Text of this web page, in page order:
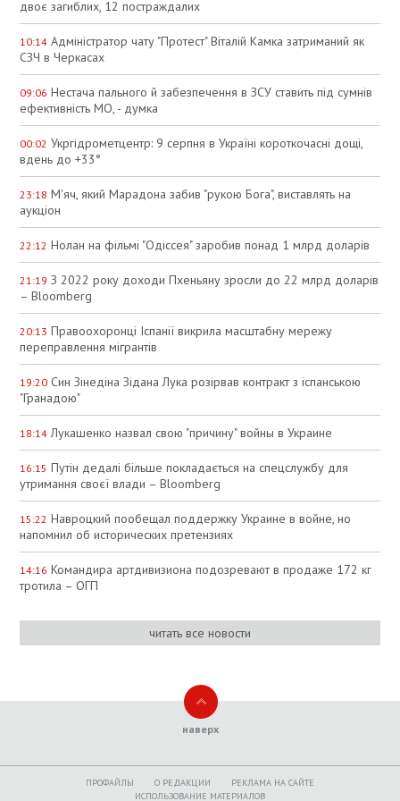
двоє загиблих, 12 постраждалих
10:14 Адміністратор чату "Протест" Віталій Камка затриманий як
СЗЧ в Черкасах
09:06 Нестача пального й забезпечення в ЗСУ ставить під сумнів
ефективність МО, - думка
00:02 Укргідрометцентр: 9 серпня в Україні короткочасні дощі,
вдень до +33°
23:18 М'яч, який Марадона забив "рукою Бога", виставлять на
аукціон
22:12 Нолан на фільмі "Одіссея" заробив понад 1 млрд доларів
21:19 З 2022 року доходи Пхеньяну зросли до 22 млрд доларів
– Bloomberg
20:13 Правоохоронці Іспанії викрила масштабну мережу
переправлення мігрантів
19:20 Син Зінедіна Зідана Лука розірвав контракт з іспанською
"Гранадою"
18:14 Лукашенко назвал свою "причину" войны в Украине
16:15 Путін дедалі більше покладається на спецслужбу для
утримання своєї влади – Bloomberg
15:22 Навроцкий пообещал поддержку Украине в войне, но
напомнил об исторических претензиях
14:16 Командира артдивизиона подозревают в продаже 172 кг
тротила – ОГП
читать все новости
наверх
ПРОФАЙЛЫ O РЕДАКЦИИ
РЕКЛАМА НА САЙТЕ
ИСПОЛЬЗОВАНИЕ МАТЕРИАЛОВ